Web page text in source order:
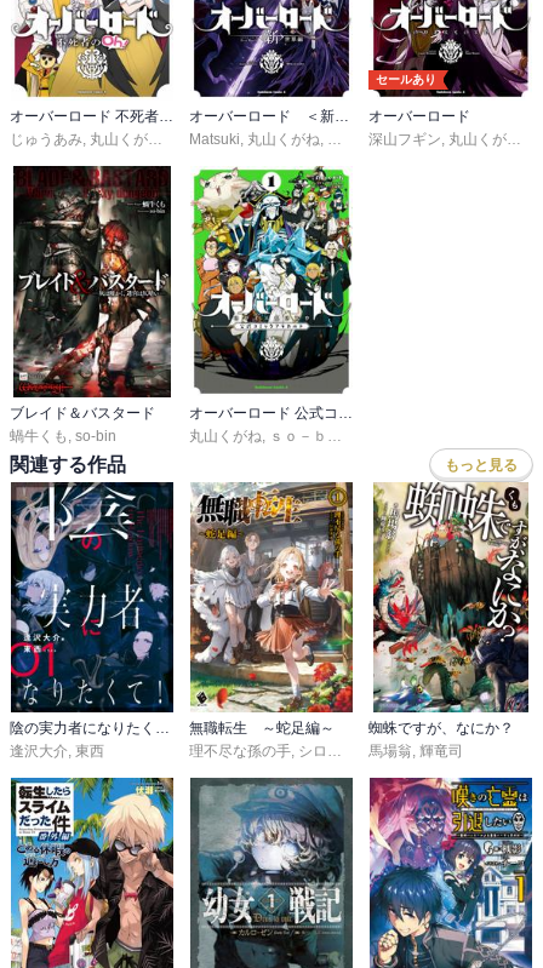
オーバーロード 不死者のOh！
じゅうあみ, 丸山くがね ｓｏ－ｂｉｎ
オーバーロード ＜新＞世界編
Matsuki, 丸山くがね, ｓｏ－ｂｉｎ
セールあり
オーバーロード
深山フギン, 丸山くがね
ブレイド＆バスタード
蝸牛くも so-bin
丸山くがね
ｓｏ－ｂｉｎ
関連する作品 もっと見る
陰の実力者になりたくて！
逢沢大介, 東西
無職転生 ～蛇足編～
理不尽な孫の手, シロタカ
蜘蛛ですが、なにか？
馬場翁, 輝竜司